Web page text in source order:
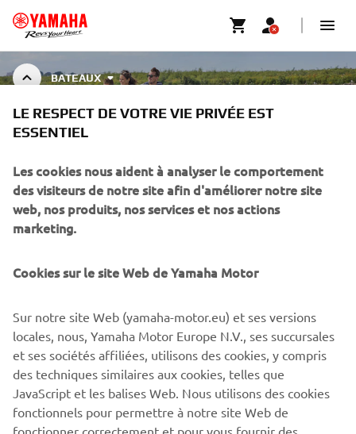
BATEAUX
CORPORATE
PROS & B2B
PLUS YAMAHA
SUPPORT
NEWSLETTER
LE RESPECT DE VOTRE VIE PRIVÉE EST
ESSENTIEL
Les cookies nous aident à analyser le comportement
des visiteurs de notre site afin d'améliorer notre site
web, nos produits, nos services et nos actions
marketing.
Cookies sur le site Web de Yamaha Motor
Sur notre site Web (yamaha-motor.eu) et ses versions
locales, nous, Yamaha Motor Europe N.V., ses succursales
et ses sociétés affiliées, utilisons des cookies, y compris
des techniques similaires aux cookies, telles que
JavaScript et les balises Web. Nous utilisons des cookies
fonctionnels pour permettre à notre site Web de
fonctionner correctement et pour vous fournir des